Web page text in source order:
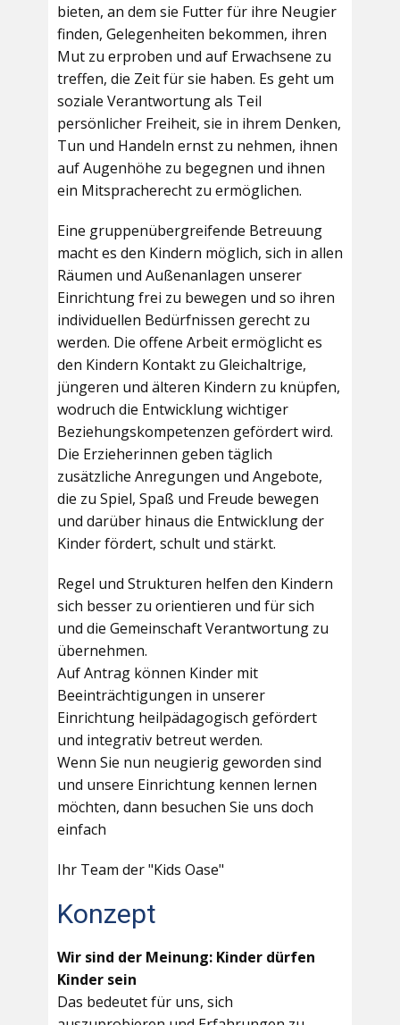
bieten, an dem sie Futter für ihre Neugier
finden, Gelegenheiten bekommen, ihren
Mut zu erproben und auf Erwachsene zu
treffen, die Zeit für sie haben. Es geht um
soziale Verantwortung als Teil
persönlicher Freiheit, sie in ihrem Denken,
Tun und Handeln ernst zu nehmen, ihnen
auf Augenhöhe zu begegnen und ihnen
ein Mitspracherecht zu ermöglichen.
Eine gruppenübergreifende Betreuung
macht es den Kindern möglich, sich in allen
Räumen und Außenanlagen unserer
Einrichtung frei zu bewegen und so ihren
individuellen Bedürfnissen gerecht zu
werden. Die offene Arbeit ermöglicht es
den Kindern Kontakt zu Gleichaltrige,
jüngeren und älteren Kindern zu knüpfen,
wodruch die Entwicklung wichtiger
Beziehungskompetenzen gefördert wird.
Die Erzieherinnen geben täglich
zusätzliche Anregungen und Angebote,
die zu Spiel, Spaß und Freude bewegen
und darüber hinaus die Entwicklung der
Kinder fördert, schult und stärkt.
Regel und Strukturen helfen den Kindern
sich besser zu orientieren und für sich
und die Gemeinschaft Verantwortung zu
übernehmen.
Auf Antrag können Kinder mit
Beeinträchtigungen in unserer
Einrichtung heilpädagogisch gefördert
und integrativ betreut werden.
Wenn Sie nun neugierig geworden sind
und unsere Einrichtung kennen lernen
möchten, dann besuchen Sie uns doch
einfach
Ihr Team der "Kids Oase"
Konzept
Wir sind der Meinung: Kinder dürfen
Kinder sein
Das bedeutet für uns, sich